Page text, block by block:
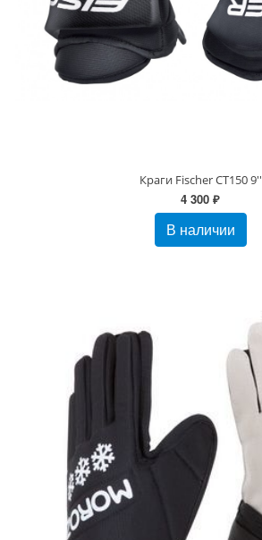
Краги Fischer CT150 9''
4 300 ₽
В наличии